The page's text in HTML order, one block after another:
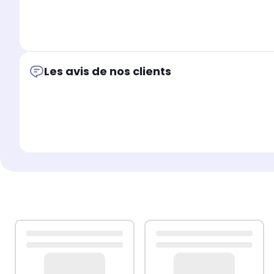
Pour ce faire, nous vous recommandons d’ouvrir un
Cette démarche permettra à notre service client de
Les avis de nos clients